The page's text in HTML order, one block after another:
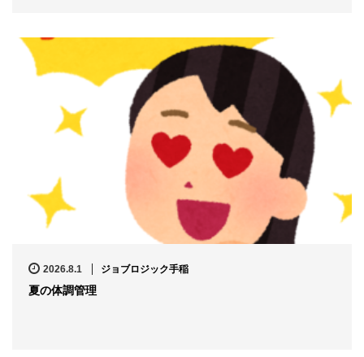
2026.8.1 ジョブロジック手稲
夏の体調管理